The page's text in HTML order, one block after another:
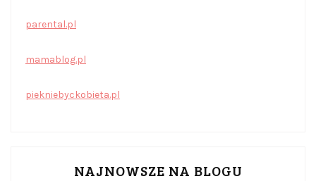
parental.pl
mamablog.pl
piekniebyckobieta.pl
NAJNOWSZE NA BLOGU